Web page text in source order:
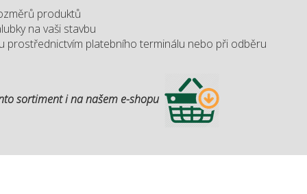
produktů
na vaši stavbu
prostřednictvím platebního terminálu nebo při odběru
sortiment i na našem e-shopu